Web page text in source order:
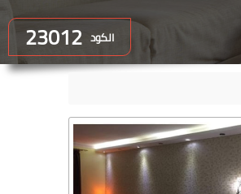
الكود 23012